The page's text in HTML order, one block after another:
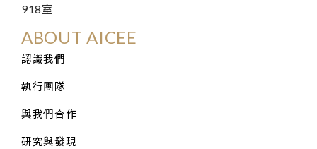
918室
ABOUT AICEE
認識我們
執行團隊
與我們合作
研究與發現